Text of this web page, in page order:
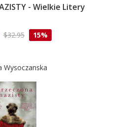
- Wielkie Litery
$32.95 15%
Wysoczanska